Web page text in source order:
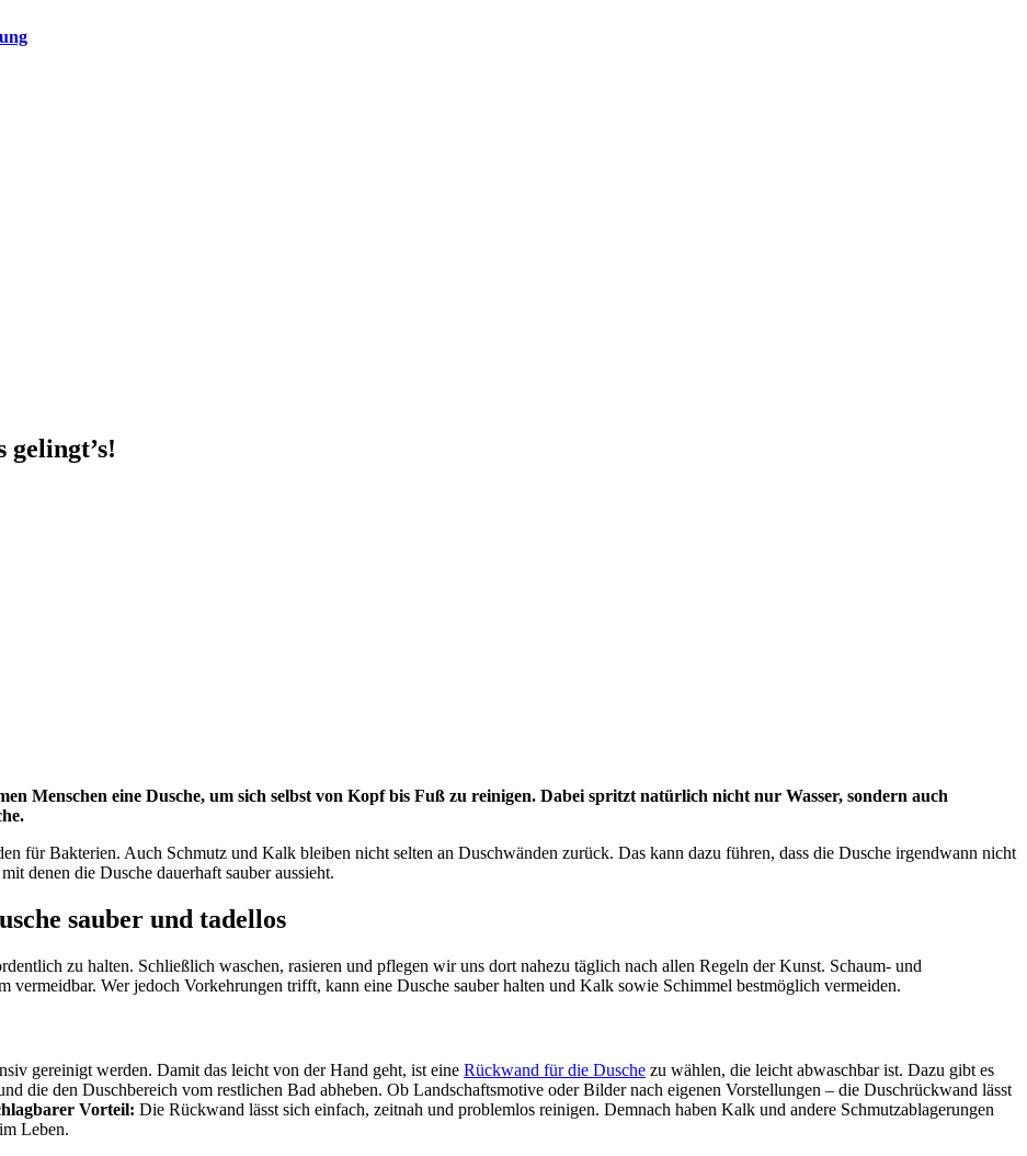
gelingt’s!
Menschen eine Dusche, um sich selbst von Kopf bis Fuß zu reinigen. Dabei spritzt natürlich nicht nur Wasser, sondern auch
für Bakterien. Auch Schmutz und Kalk bleiben nicht selten an Duschwänden zurück. Das kann dazu führen, dass die Dusche irgendwann nicht
denen die Dusche dauerhaft sauber aussieht.
sauber und tadellos
zu halten. Schließlich waschen, rasieren und pflegen wir uns dort nahezu täglich nach allen Regeln der Kunst. Schaum- und
vermeidbar. Wer jedoch Vorkehrungen trifft, kann eine Dusche sauber halten und Kalk sowie Schimmel bestmöglich vermeiden.
gereinigt werden. Damit das leicht von der Hand geht, ist eine Rückwand für die Dusche zu wählen, die leicht abwaschbar ist. Dazu gibt es
die den Duschbereich vom restlichen Bad abheben. Ob Landschaftsmotive oder Bilder nach eigenen Vorstellungen – die Duschrückwand lässt
Vorteil: Die Rückwand lässt sich einfach, zeitnah und problemlos reinigen. Demnach haben Kalk und andere Schmutzablagerungen
Leben.